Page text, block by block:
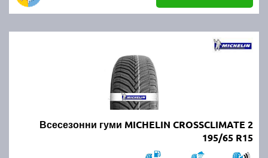
Всесезонни гуми MICHELIN CROSSCLIMATE 2
195/65 R15